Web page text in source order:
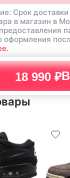
18 990 ₽
Срок
в магазин в
оформления